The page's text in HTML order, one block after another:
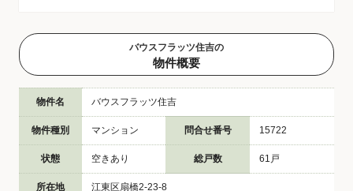
バウスフラッツ住吉の
物件概要
物件名 バウスフラッツ住吉
物件種別 マンション 問合せ番号 15722
状態 空きあり 総戸数 61戸
所在地 江東区扇橋2-23-8